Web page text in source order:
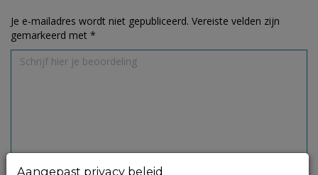
Je e-mailadres wordt niet gepubliceerd. Vereiste velden zijn
gemarkeerd met *
Aangepast privacy beleid